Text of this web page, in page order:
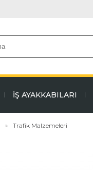
İŞ AYAKKABILARI
Trafik Malzemeleri